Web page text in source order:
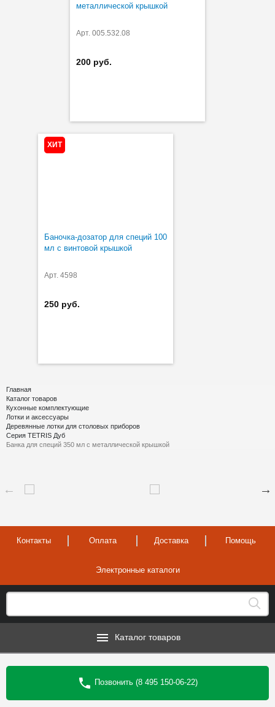
металлической крышкой
Арт. 005.532.08
200 руб.
ХИТ
Баночка-дозатор для специй 100
мл с винтовой крышкой
Арт. 4598
250 руб.
Главная
Каталог товаров
Кухонные комплектующие
Лотки и аксессуары
Деревянные лотки для столовых приборов
Серия TETRIS Дуб
Банка для специй 350 мл с металлической крышкой
Контакты Оплата Доставка Помощь
Электронные каталоги
Каталог товаров
Позвонить (8 495 150-06-22)